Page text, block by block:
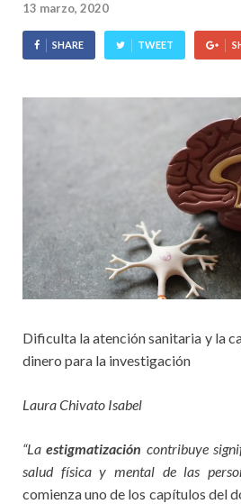
13 marzo, 2020
SHARE TWEET
Dificulta la atención sanitaria y la
dinero para la investigación
Laura Chivato Isabel
“Laestigmatización contribuye
salud física y mental de las
comienza uno de los capítulos del